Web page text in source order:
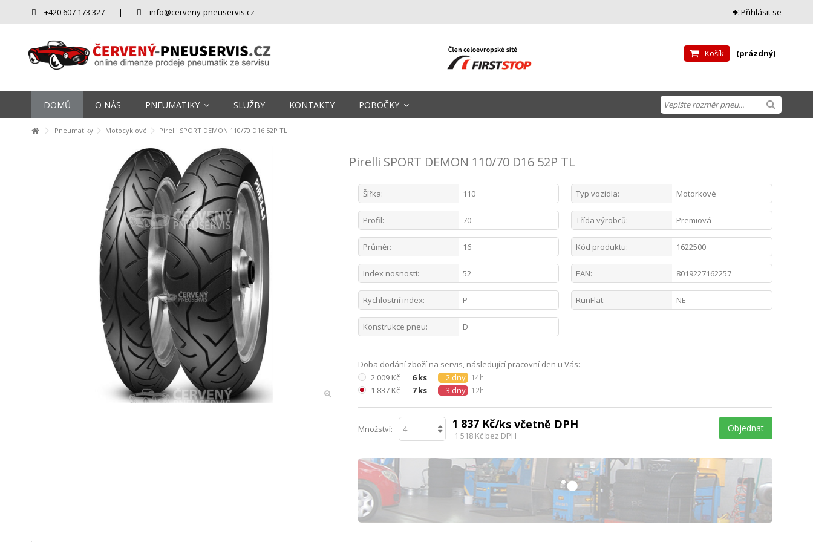
Přihlásit se
+420 607 173 327 | info@cerveny-pneuservis.cz
Košík (prázdný)
DOMŮ O NÁS PNEUMATIKY SLUŽBY KONTAKTY POBOČKY
Pneumatiky Motocyklové Pirelli SPORT DEMON 110/70 D16 52P TL
Pirelli SPORT DEMON 110/70 D16 52P TL
Šířka: 110 Typ vozidla: Motorkové
Profil: 70 Třída výrobců: Premiová
Průměr: 16 Kód produktu: 1622500
Index nosnosti: 52 EAN: 8019227162257
Rychlostní index: P RunFlat: NE
Konstrukce pneu: D
Doba dodání zboží na servis, následující pracovní den u Vás:
2 009 Kč
6 ks 2 dny 14h
1 837 Kč 7 ks 3 dny 12h
Objednat
Množství: 1 837 Kč/ks včetně DPH
1 518 Kč bez DPH